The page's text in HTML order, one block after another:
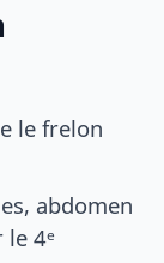
le frelon
abdomen
4ᵉ